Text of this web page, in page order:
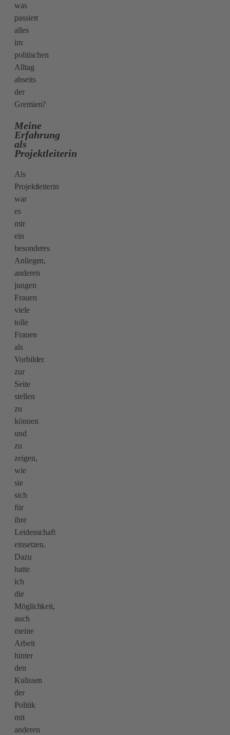
was
passiert
alles
im
politischen
Alltag
abseits
der
Gremien?
Meine
Erfahrung
als
Projektleiterin
Als
Projektleiterin
war
es
mir
ein
besonderes
Anliegen,
anderen
jungen
Frauen
viele
tolle
Frauen
als
Vorbilder
zur
Seite
stellen
zu
können
und
zu
zeigen,
wie
sie
sich
für
ihre
Leidenschaft
einsetzen.
Dazu
hatte
ich
die
Möglichkeit,
auch
meine
Arbeit
hinter
den
Kulissen
der
Politik
mit
anderen